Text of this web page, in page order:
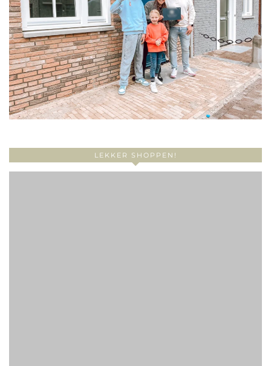
LEKKER SHOPPEN!